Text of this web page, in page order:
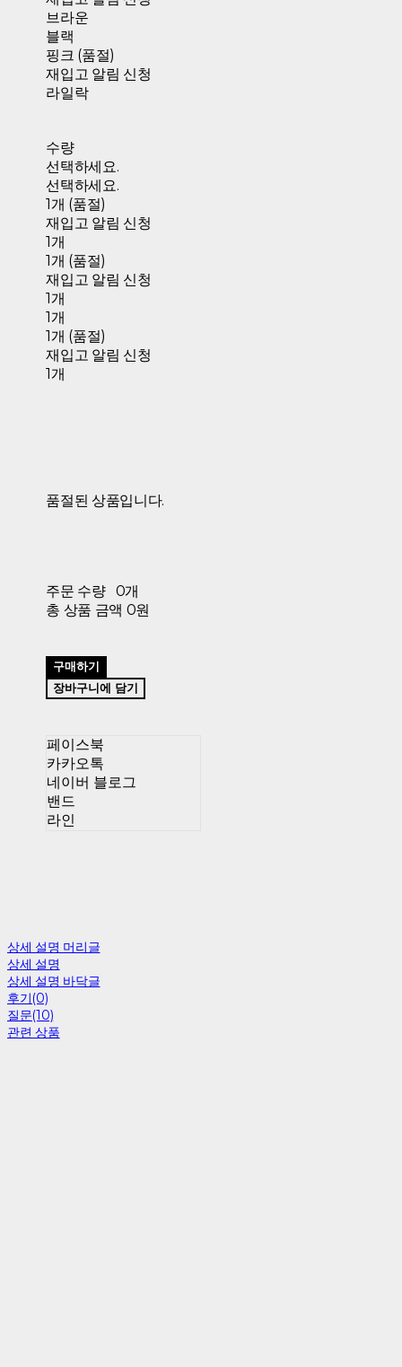
브라운
블랙
핑크 (품절)
재입고 알림 신청
라일락
수량
선택하세요.
선택하세요.
1개 (품절)
재입고 알림 신청
1개
1개 (품절)
재입고 알림 신청
1개
1개
1개 (품절)
재입고 알림 신청
1개
품절된 상품입니다.
주문 수량
0개
총 상품 금액 0원
구매하기
장바구니에 담기
페이스북
카카오톡
네이버 블로그
밴드
라인
상세 설명 머리글
상세 설명
상세 설명 바닥글
후기(0)
질문(10)
관련 상품